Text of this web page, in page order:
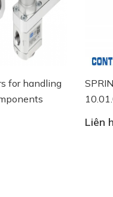
SPRING PLUNGER -
10.01.02.00577